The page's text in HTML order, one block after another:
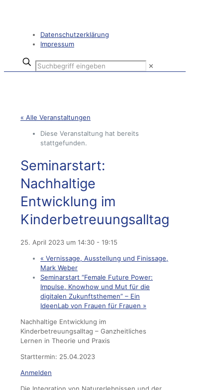
Datenschutzerklärung
Impressum
✕
« Alle Veranstaltungen
Diese Veranstaltung hat bereits
stattgefunden.
Seminarstart:
Nachhaltige
Entwicklung im
Kinderbetreuungsalltag
25. April 2023 um 14:30 - 19:15
« Vernissage, Ausstellung und Finissage,
Mark Weber
Seminarstart “Female Future Power:
Impulse, Knowhow und Mut für die
digitalen Zukunftsthemen” – Ein
IdeenLab von Frauen für Frauen »
Nachhaltige Entwicklung im
Kinderbetreuungsalltag – Ganzheitliches
Lernen in Theorie und Praxis
Starttermin: 25.04.2023
Anmelden